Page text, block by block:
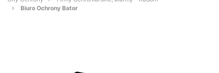
Biuro Ochrony Bator